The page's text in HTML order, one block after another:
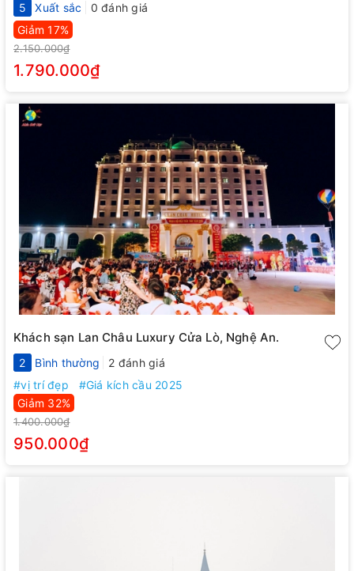
5 Xuất sắc
0 đánh giá
Giảm 17%
2.150.000₫
1.790.000₫
Khách sạn Lan Châu Luxury Cửa Lò, Nghệ An.
2 Bình thường
2 đánh giá
#vị trí đẹp
#Giá kích cầu 2025
Giảm 32%
1.400.000₫
950.000₫